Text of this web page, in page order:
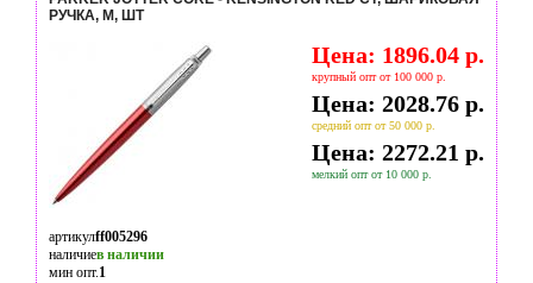
РУЧКА, M, ШТ
Цена: 1896.04 р.
крупный опт от 100 000 р.
Цена: 2028.76 р.
средний опт от 50 000 р.
Цена: 2272.21 р.
мелкий опт от 10 000 р.
артикулff005296
наличиев наличии
мин опт.1